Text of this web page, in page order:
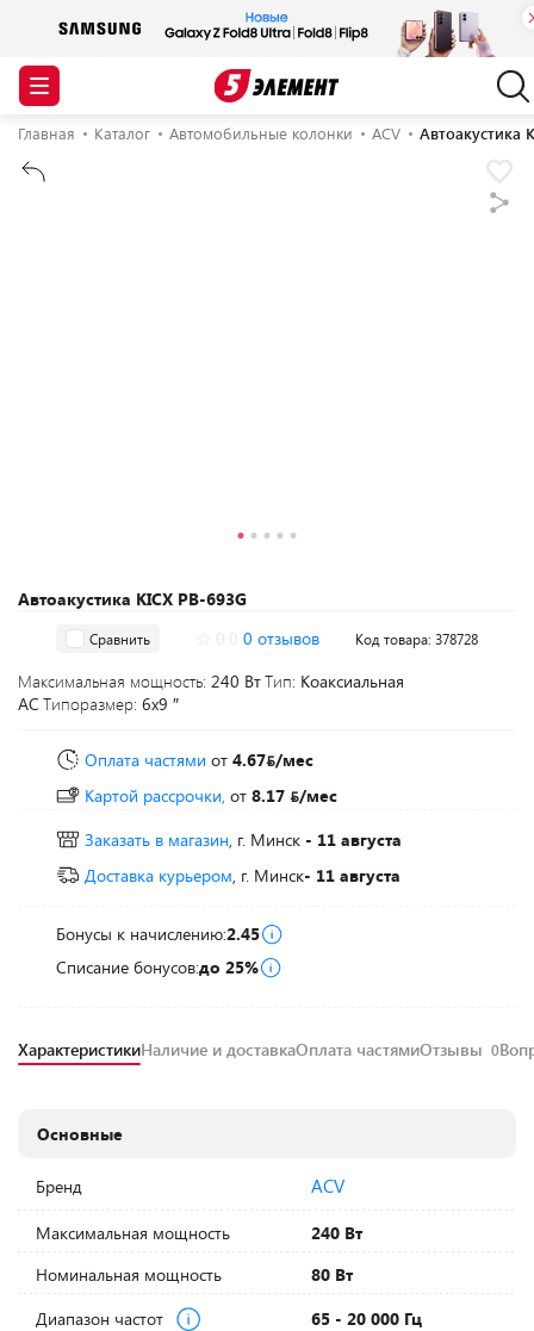
Главная Каталог Автомобильные колонки ACV Автоакустика
Автоакустика KICX PB-693G
Сравнить 0 отзывов Код товара: 378728
Максимальная мощность: 240 ВтТип: Коаксиальная
АС Типоразмер: 6x9 ″
Оплата частями от 4.67 /мес
Картой рассрочки, от 8.17
/мес
Заказать в магазин, г. Минск - 11 августа
Доставка курьером, г. Минск- 11 августа
Бонусы к начислению:2.45
Списание бонусов:до 25%
ХарактеристикиНаличие и доставкаОплата частямиОтзывы 0
Основные
Бренд ACV
Максимальная мощность
240 Вт
Номинальная мощность
80 Вт
Диапазон частот
65 - 20 000 Гц